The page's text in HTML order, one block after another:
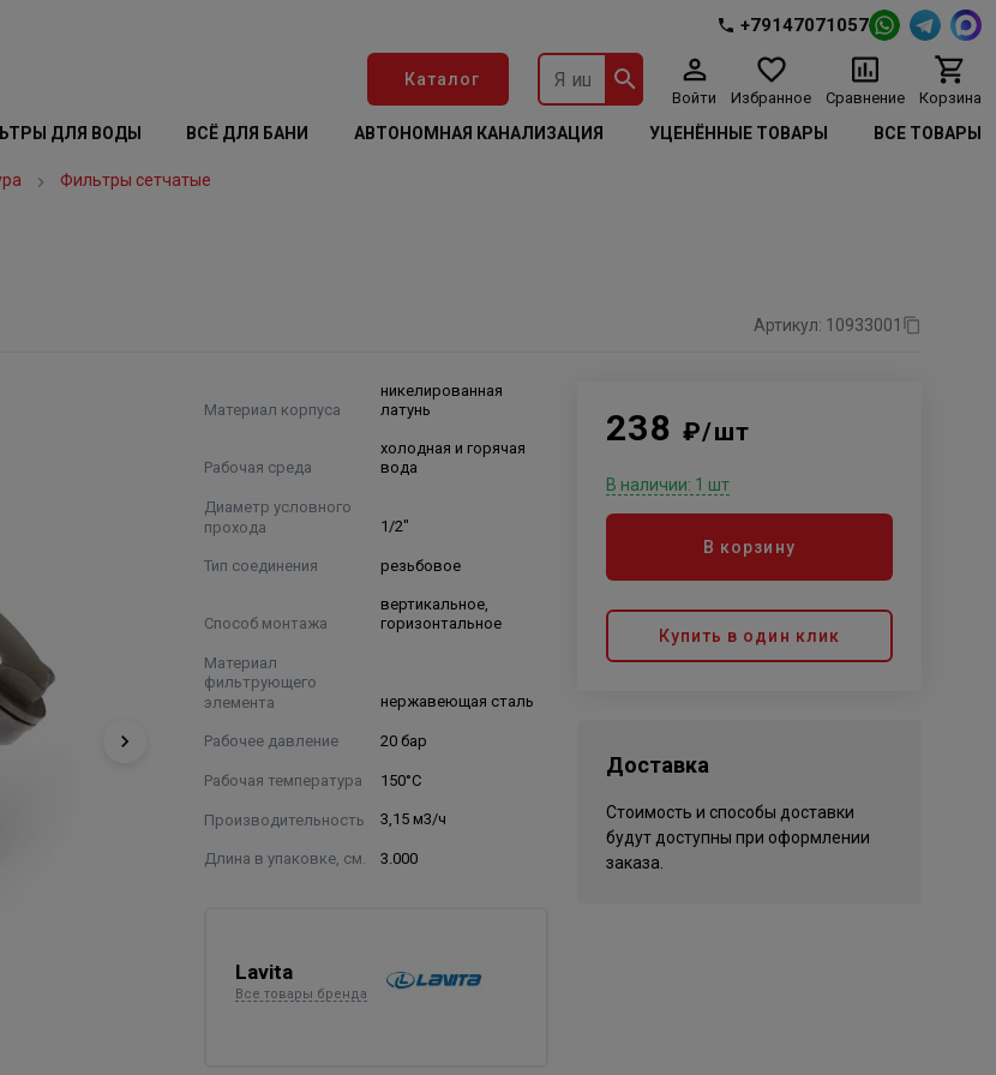
+79147071057
Каталог
Войти Избранное Сравнение Корзина
ДЛЯ ВОДЫ ВСЁ ДЛЯ БАНИ АВТОНОМНАЯ КАНАЛИЗАЦИЯ УЦЕНЁННЫЕ ТОВАРЫ ВСЕ ТОВАРЫ
Фильтры сетчатые
Артикул: 10933001
Материал корпуса
никелированная
латунь
Рабочая среда
холодная и горячая
вода
Диаметр условного
прохода
1/2"
Тип соединения резьбовое
Способ монтажа
вертикальное,
горизонтальное
Материал
фильтрующего
элемента
нержавеющая сталь
Рабочее давление 20 бар
Рабочая температура 150°С
Производительность 3,15 м3/ч
Длина в упаковке, см. 3.000
Lavita
Все товары бренда
238 ₽/шт
В наличии: 1 шт
В корзину
Купить в один клик
Доставка
Стоимость и способы доставки
будут доступны при оформлении
заказа.